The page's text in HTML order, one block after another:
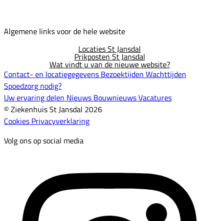
Algemene links voor de hele website
Locaties St Jansdal
Prikposten St Jansdal
Wat vindt u van de nieuwe website?
Contact- en locatiegegevens Bezoektijden Wachttijden
Spoedzorg nodig?
Uw ervaring delen Nieuws BouwnieuwsVacatures
© Ziekenhuis St Jansdal 2026
Cookies Privacyverklaring
Volg ons op social media